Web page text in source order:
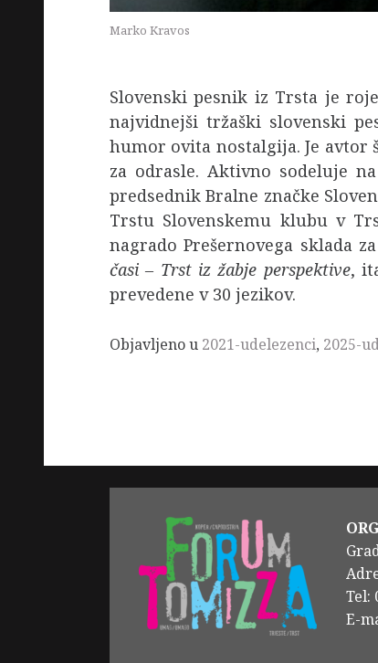
Marko Kravos
Slovenski pesnik iz Trsta je
najvidnejši tržaški slovenski
humor ovita nostalgija. Je
za odrasle. Aktivno sodeluje
predsednik Bralne značke
Trstu Slovenskemu klubu v
nagrado Prešernovega sklada
časi – Trst iz žabje perspektive,
prevedene v 30 jezikov.
Objavljeno u 2021-udelezenci, 2025-
Tel:
E-